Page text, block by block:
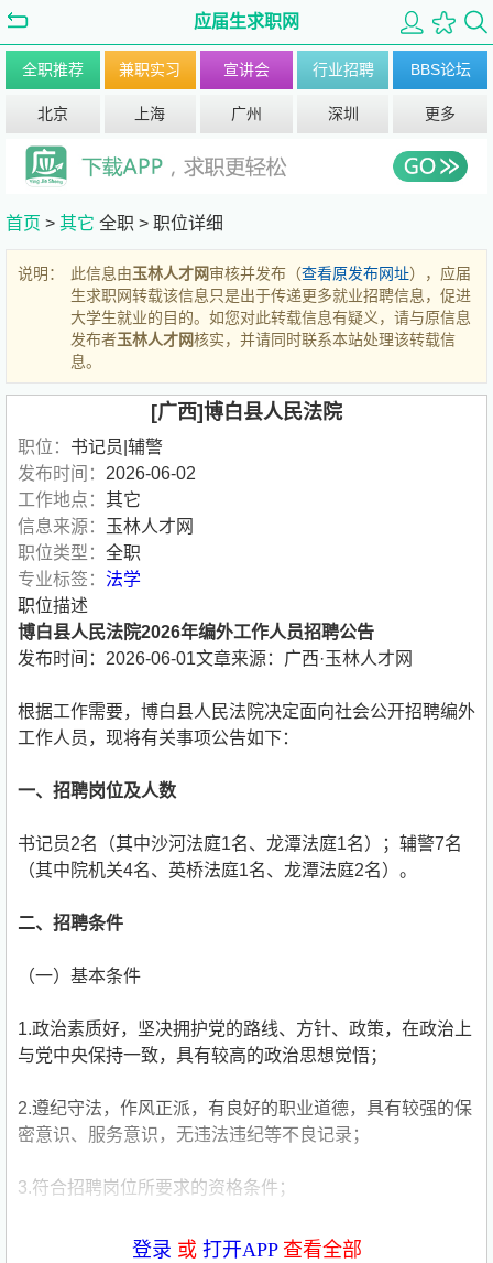
应届生求职网
全职推荐 兼职实习 宣讲会 行业招聘 BBS论坛
北京 上海 广州 深圳 更多
首页 > 其它 全职 > 职位详细
说明： 此信息由玉林人才网审核并发布（查看原发布网址），应届
生求职网转载该信息只是出于传递更多就业招聘信息，促进
大学生就业的目的。如您对此转载信息有疑义，请与原信息
发布者玉林人才网核实，并请同时联系本站处理该转载信
息。
[广西]博白县人民法院
职位： 书记员|辅警
发布时间： 2026-06-02
工作地点： 其它
信息来源：
玉林人才网
职位类型： 全职
专业标签： 法学
职位描述
博白县人民法院2026年编外工作人员招聘公告
发布时间：2026-06-01文章来源：广西·玉林人才网
根据工作需要，博白县人民法院决定面向社会公开招聘编外
工作人员，现将有关事项公告如下：
一、招聘岗位及人数
书记员2名（其中沙河法庭1名、龙潭法庭1名）；辅警7名
（其中院机关4名、英桥法庭1名、龙潭法庭2名）。
二、招聘条件
（一）基本条件
1.政治素质好，坚决拥护党的路线、方针、政策，在政治上
与党中央保持一致，具有较高的政治思想觉悟；
2.遵纪守法，作风正派，有良好的职业道德，具有较强的保
密意识、服务意识，无违法违纪等不良记录；
3.符合招聘岗位所要求的资格条件；
4.具有正常履行岗位职责所需的工作能力和身体条件。
登录 或 打开APP查看全部